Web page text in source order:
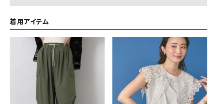
着用アイテム